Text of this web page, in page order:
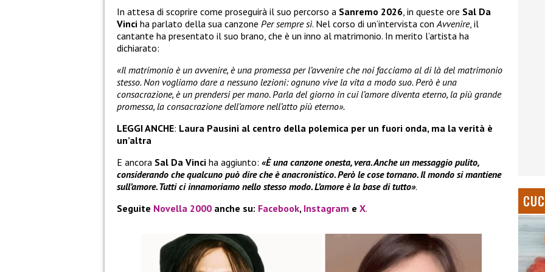
In attesa di scoprire come proseguirà il suo percorso a Sanremo 2026, in queste ore Sal Da
Vinci ha parlato della sua canzone Per sempre sì. Nel corso di un’intervista conAvvenire, il
cantante ha presentato il suo brano, che è un inno al matrimonio. In merito l’artista ha
dichiarato:
«Il matrimonio è un avvenire, è una promessa per l’avvenire che noi facciamo al di là del matrimonio
stesso. Non vogliamo dare a nessuno lezioni: ognuno vive la vita a modo suo. Però è una
consacrazione, è un prendersi per mano. Parla del giorno in cui l’amore diventa eterno, la più grande
promessa, la consacrazione dell’amore nell’atto più eterno».
LEGGI ANCHE: Laura Pausini al centro della polemica per un fuori onda, ma la verità è
un’altra
E ancora Sal Da Vinci ha aggiunto: «È una canzone onesta, vera. Anche un messaggio pulito,
considerando che qualcuno può dire che è anacronistico. Però le cose tornano. Il mondo si mantiene
sull’amore. Tutti ci innamoriamo nello stesso modo. L’amore è la base di tutto».
Seguite Novella 2000 anche su: Facebook, Instagram e X.